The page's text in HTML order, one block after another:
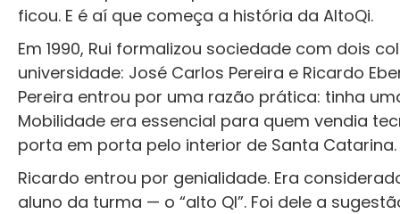
ficou. E é aí que começa a história da AltoQi.
Em 1990, Rui formalizou sociedade com dois
universidade: José Carlos Pereira e Ricardo
Pereira entrou por uma razão prática: tinha
Mobilidade era essencial para quem vendia
porta em porta pelo interior de Santa
Ricardo entrou por genialidade. Era
aluno da turma — o “alto QI”. Foi dele a